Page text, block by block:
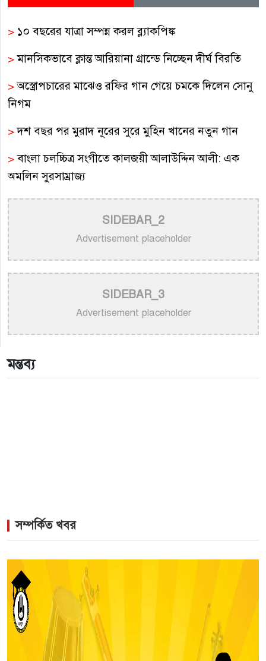
> ১০ বছরের যাত্রা সম্পন্ন করল ব্ল্যাকপিঙ্ক
>মানসিকভাবে ক্লান্ত আরিয়ানা গ্রান্ডে নিচ্ছেন দীর্ঘ বিরতি
>অস্ত্রোপচারের মাঝেও রফির গান গেয়ে চমকে দিলেন সোনু
নিগম
>দশ বছর পর মুরাদ নূরের সুরে মুহিন খানের নতুন গান
>বাংলা চলচ্চিত্র সংগীতে কালজয়ী আলাউদ্দিন আলী: এক
অমলিন সুরসাম্রাজ্য
>বাংলা গানের উপেক্ষিত কিংবদন্তি গীতিকার শিবদাস
বন্দ্যোপাধ্যায়
>
অপূর্বের একক সংগীতানুষ্ঠান আজ নিউইয়র্কে
>হাসান: শিল্পীর প্রতি অসম্মান কোনোভাবেই কাম্য নয়
>
নতুন গান ও কনসার্টে ব্যস্ত পূজার সামনে আন্তর্জাতিক মঞ্চ
>আকাশ সেন ও নিশি শ্রাবণীর নতুন জুটির সৃষ্টি: মুক্তি পেল
SIDEBAR_2
Advertisement placeholder
SIDEBAR_3
Advertisement placeholder
মন্তব্য
সম্পর্কিত খবর